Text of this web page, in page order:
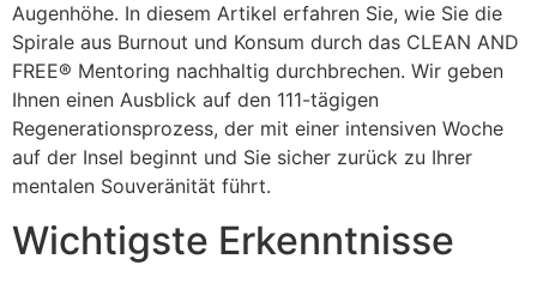
Augenhöhe. In diesem Artikel erfahren Sie, wie Sie die
Spirale aus Burnout und Konsum durch das CLEAN AND
FREE® Mentoring nachhaltig durchbrechen. Wir geben
Ihnen einen Ausblick auf den 111-tägigen
Regenerationsprozess, der mit einer intensiven Woche
auf der Insel beginnt und Sie sicher zurück zu Ihrer
mentalen Souveränität führt.
Wichtigste Erkenntnisse